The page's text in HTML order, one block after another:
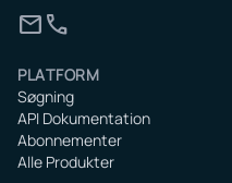
mailcall
PLATFORM
Søgning
API Dokumentation
Abonnementer
Alle Produkter